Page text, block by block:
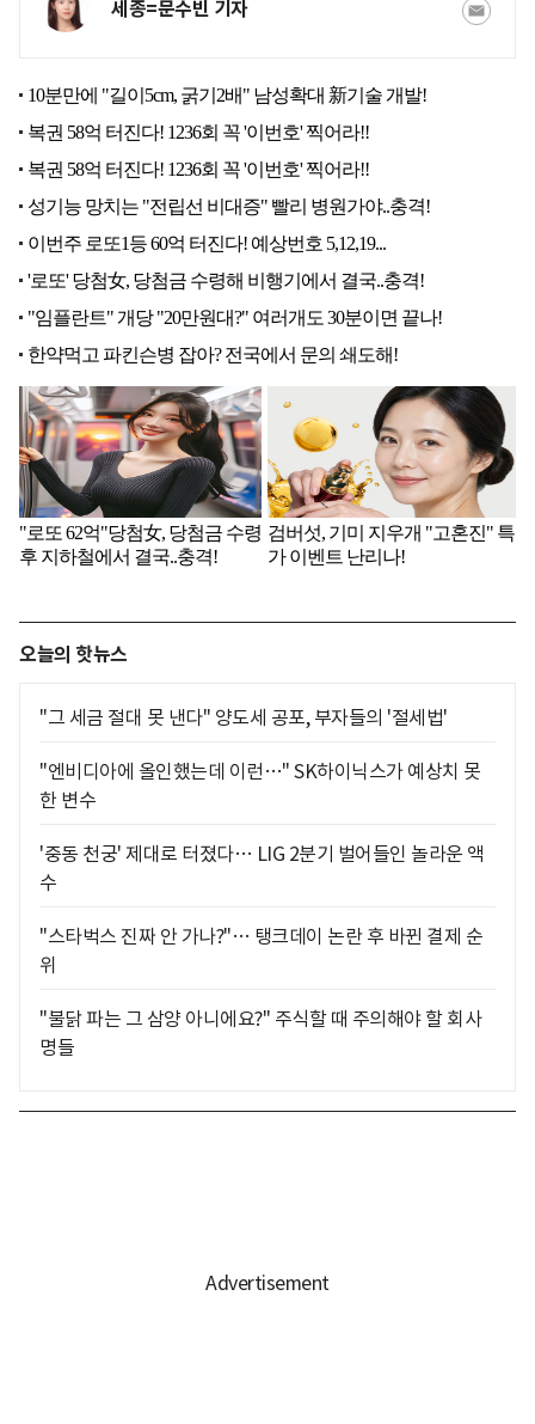
세종=문수빈 기자
오늘의 핫뉴스
"그 세금 절대 못 낸다" 양도세 공포, 부자들의 '절세법'
"엔비디아에 올인했는데 이런…" SK하이닉스가 예상치 못
한 변수
'중동 천궁' 제대로 터졌다… LIG 2분기 벌어들인 놀라운 액
수
"스타벅스 진짜 안 가나?"… 탱크데이 논란 후 바뀐 결제 순
위
"불닭 파는 그 삼양 아니에요?" 주식할 때 주의해야 할 회사
명들